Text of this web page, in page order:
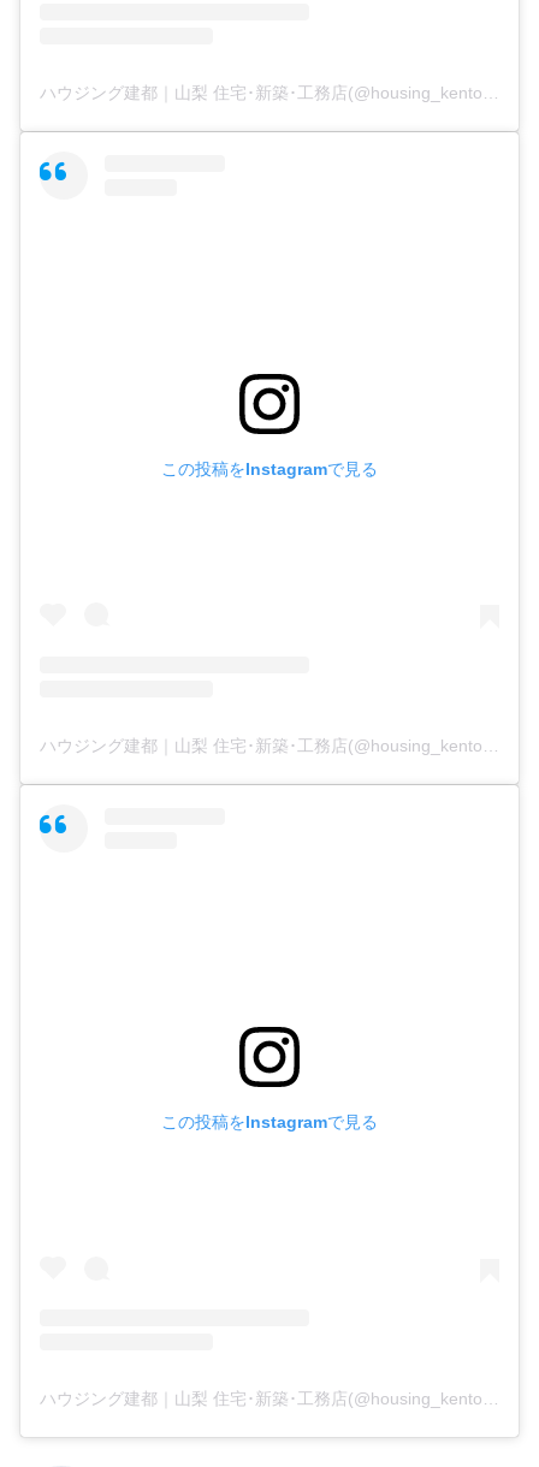
この投稿をInstagramで見る
ハウジング建都｜山梨 住宅･新築･工務店(@housing_kento)がシェアした投稿
この投稿をInstagramで見る
ハウジング建都｜山梨 住宅･新築･工務店(@housing_kento)がシェアした投稿